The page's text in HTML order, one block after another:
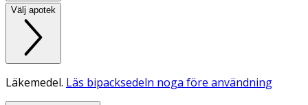
Välj apotek
Läkemedel. Läs bipacksedeln noga före användning